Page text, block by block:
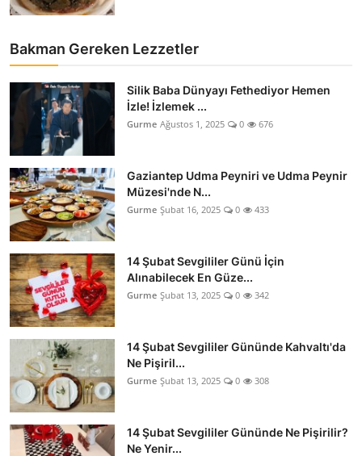
Bakman Gereken Lezzetler
Silik Baba Dünyayı Fethediyor Hemen
İzle! İzlemek ...
Gurme Ağustos 1, 2025 0 676
Gaziantep Udma Peyniri ve Udma Peynir
Müzesi'nde N...
Gurme Şubat 16, 2025 0 433
14 Şubat Sevgililer Günü İçin
Alınabilecek En Güze...
Gurme Şubat 13, 2025 0 342
14 Şubat Sevgililer Gününde Kahvaltı'da
Ne Pişiril...
Gurme Şubat 13, 2025 0 308
14 Şubat Sevgililer Gününde Ne Pişirilir?
Ne Yenir...